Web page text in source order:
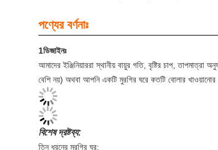
পণ্যের বর্ণনাঃ
1ডিজাইনঃ
আমাদের ইঞ্জিনিয়াররা স্থানীয় বায়ুর গতি, বৃষ্টির চাপ,
বেশি নয়) অথবা আপনি একটি মুরগির ঘরে কতটি বোলার
বিশেষ দ্রষ্টব্য:
তিন ধরনের মুরগির ঘর: